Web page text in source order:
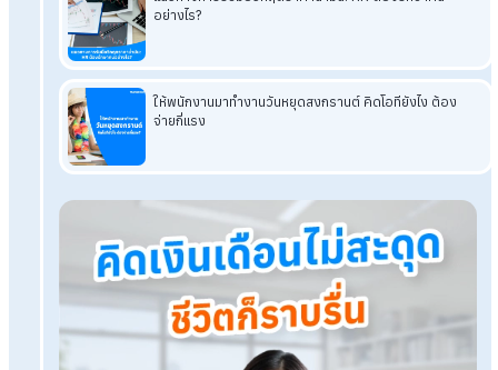
จัดการเงินโบนัส (Bonus)
HumanSoft Payroll & HR Solution
Try Free 30 daysAll HR's functions
Free setup service. No expenses at all. Dismiss at any time.
Try it free